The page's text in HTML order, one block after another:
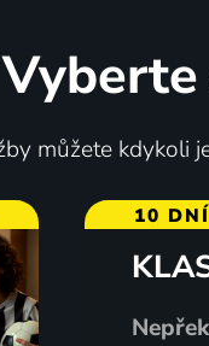
můžete kdykoli
10